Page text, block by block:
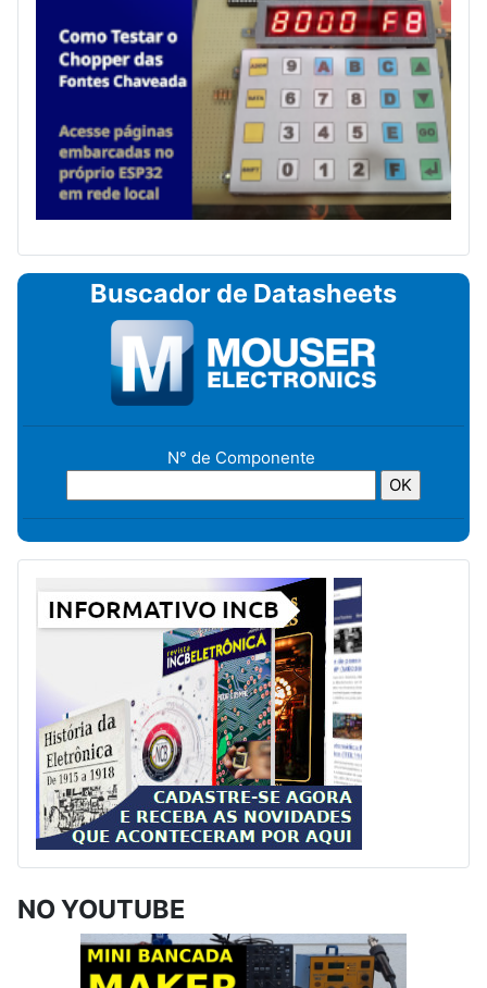
Buscador de Datasheets
N° de Componente
NO YOUTUBE